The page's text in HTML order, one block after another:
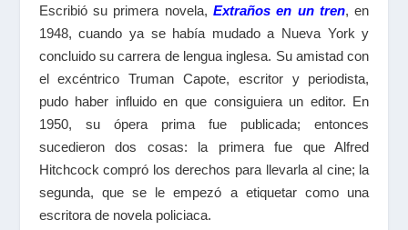
Escribió su primera novela, Extraños en un tren, en
1948, cuando ya se había mudado a Nueva York y
concluido su carrera de lengua inglesa. Su amistad con
el excéntrico Truman Capote, escritor y periodista,
pudo haber influido en que consiguiera un editor. En
1950, su ópera prima fue publicada; entonces
sucedieron dos cosas: la primera fue que Alfred
Hitchcock compró los derechos para llevarla al cine; la
segunda, que se le empezó a etiquetar como una
escritora de novela policiaca.